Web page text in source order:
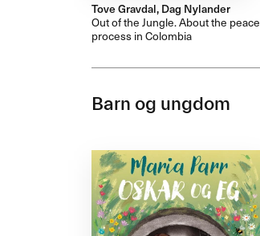
Tove Gravdal, Dag Nylander
Out of the Jungle. About the peace
process in Colombia
Barn og ungdom